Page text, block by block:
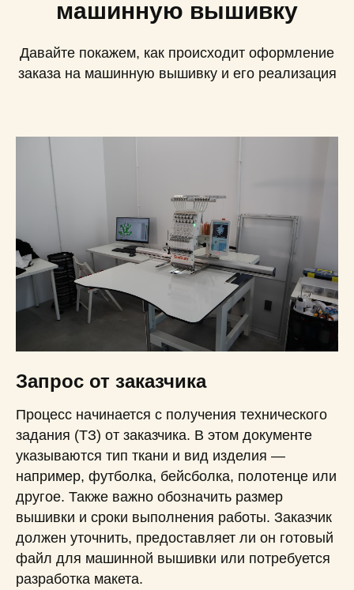
машинную вышивку
Давайте покажем, как происходит оформление
заказа на машинную вышивку и его реализация
Запрос от заказчика
Процесс начинается с получения технического
задания (ТЗ) от заказчика. В этом документе
указываются тип ткани и вид изделия —
например, футболка, бейсболка, полотенце или
другое. Также важно обозначить размер
вышивки и сроки выполнения работы. Заказчик
должен уточнить, предоставляет ли он готовый
файл для машинной вышивки или потребуется
разработка макета.